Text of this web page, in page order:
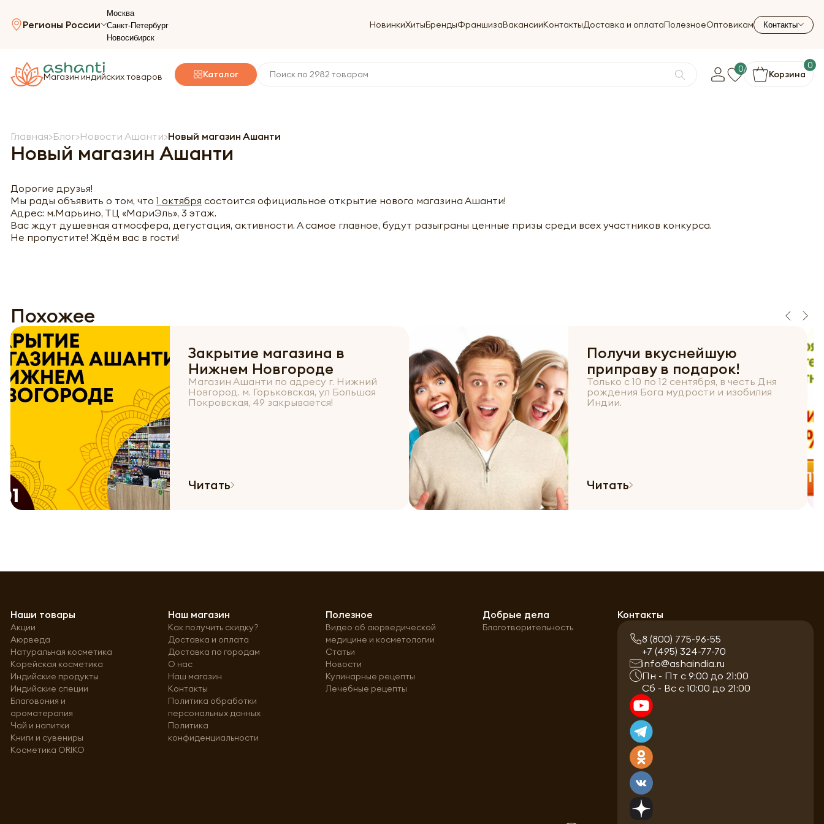
Регионы России
Москва
Санкт-Петербург
Новосибирск
НовинкиХитыБрендыФраншизаВакансииКонтактыДоставка и оплатаПолезноеОптовикам Контакты
Магазин индийских товаров Каталог 0 Корзина
0
Главная Блог Новости Ашанти Новый магазин Ашанти
Новый магазин Ашанти
Дорогие друзья!
Мы рады объявить о том, что 1 октября состоится официальное открытие нового магазина Ашанти!
Адрес: м.Марьино, ТЦ «МариЭль», 3 этаж.
Вас ждут душевная атмосфера, дегустация, активности. А самое главное, будут разыграны ценные призы среди всех участников конкурса.
Не пропустите! Ждём вас в гости!
Похожее
Закрытие магазина в
Нижнем Новгороде
Магазин Ашанти по адресу г. Нижний
Новгород. м. Горьковская, ул Большая
Покровская, 49 закрывается!
Читать
Получи вкуснейшую
приправу в подарок!
Только с 10 по 12 сентября, в честь Дня
рождения Бога мудрости и изобилия
Индии.
Читать
Наши товары
Акции
Аюрведа
Натуральная косметика
Корейская косметика
Индийские продукты
Индийские специи
Благовония и
ароматерапия
Чай и напитки
Книги и сувениры
Косметика ORIKO
Наш магазин
Как получить скидку?
Доставка и оплата
Доставка по городам
О нас
Наш магазин
Контакты
Политика обработки
персональных данных
Политика
конфиденциальности
Полезное
Видео об аюрведической
медицине и косметологии
Статьи
Новости
Кулинарные рецепты
Лечебные рецепты
Добрые дела
Благотворительность
Контакты
8 (800) 775-96-55
+7 (495) 324-77-70
info@ashaindia.ru
Пн - Пт с 9:00 до 21:00
Сб - Вс с 10:00 до 21:00